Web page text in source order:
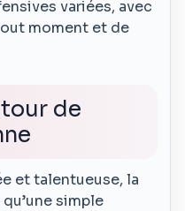
variées, avec
moment et de
de
et talentueuse, la
simple